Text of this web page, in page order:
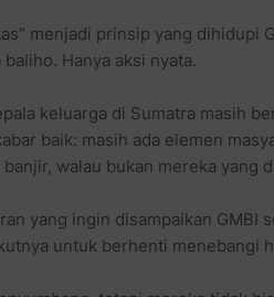
menjadi prinsip yang dihidupi
Hanya aksi nyata.
keluarga di Sumatra masih
baik: masih ada elemen
walau bukan mereka yang
yang ingin disampaikan GMBI
untuk berhenti menebangi